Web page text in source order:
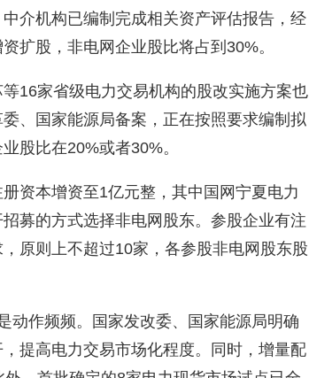
介机构已编制完成相关资产评估报告，经
扩股，非电网企业股比将占到30%。
16家省级电力交易机构的股改实施方案也
、国家能源局备案，正在按照要求编制拟
股比在20%或者30%。
资本增资至1亿元整，其中国网宁夏电力
募的方式选择非电网股东。参股企业有注
原则上不超过10家，各参股非电网股东股
动作频频。国家发改委、国家能源局明确
提高电力交易市场化程度。同时，增量配